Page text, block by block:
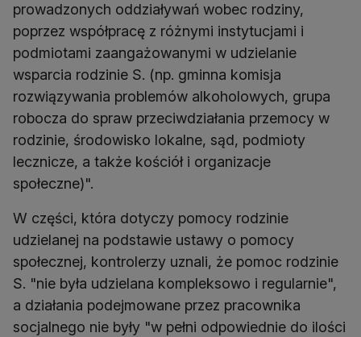
prowadzonych oddziaływań wobec rodziny,
poprzez współpracę z różnymi instytucjami i
podmiotami zaangażowanymi w udzielanie
wsparcia rodzinie S. (np. gminna komisja
rozwiązywania problemów alkoholowych, grupa
robocza do spraw przeciwdziałania przemocy w
rodzinie, środowisko lokalne, sąd, podmioty
lecznicze, a także kościół i organizacje
społeczne)".
W części, która dotyczy pomocy rodzinie
udzielanej na podstawie ustawy o pomocy
społecznej, kontrolerzy uznali, że pomoc rodzinie
S. "nie była udzielana kompleksowo i regularnie",
a działania podejmowane przez pracownika
socjalnego nie były "w pełni odpowiednie do ilości